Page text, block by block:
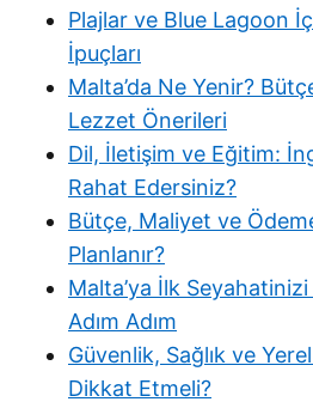
Plajlar ve Blue Lagoon
İpuçları
Malta’da Ne Yenir?
Lezzet Önerileri
Dil, İletişim ve Eğitim:
Rahat Edersiniz?
Bütçe, Maliyet ve
Planlanır?
Malta’ya İlk Seyahatinizi
Adım Adım
Güvenlik, Sağlık ve
Dikkat Etmeli?